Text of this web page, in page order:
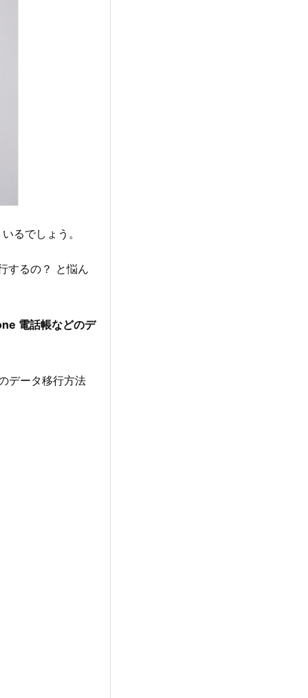
るでしょう。
するの？ と悩ん
電話帳などのデ
データ移行方法